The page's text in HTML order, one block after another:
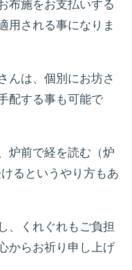
布施をお支払いする
用される事になりま
んは、個別にお坊さ
配する事も可能で
炉前で経を読む（炉
るというやり方もあ
、くれぐれもご負担
からお祈り申し上げ